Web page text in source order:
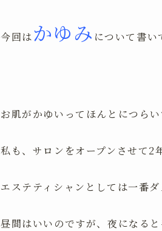
今回はかゆみ について書い
お肌がかゆいってほんとにつらい
私も、サロンをオープンさせて2
エステティシャンとしては一番
昼間はいいのですが、夜になる